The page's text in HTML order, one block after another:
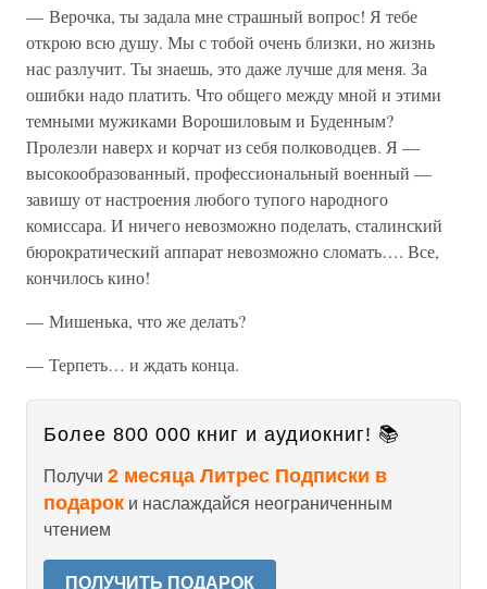
— Верочка, ты задала мне страшный вопрос! Я тебе
открою всю душу. Мы с тобой очень близки, но жизнь
нас разлучит. Ты знаешь, это даже лучше для меня. За
ошибки надо платить. Что общего между мной и этими
темными мужиками Ворошиловым и Буденным?
Пролезли наверх и корчат из себя полководцев. Я —
высокообразованный, профессиональный военный —
завишу от настроения любого тупого народного
комиссара. И ничего невозможно поделать, сталинский
бюрократический аппарат невозможно сломать…. Все,
кончилось кино!
— Мишенька, что же делать?
— Терпеть… и ждать конца.
Более 800 000 книг и аудиокниг! 📚
Получи 2 месяца Литрес Подписки в
подарок и наслаждайся неограниченным
чтением
ПОЛУЧИТЬ ПОДАРОК